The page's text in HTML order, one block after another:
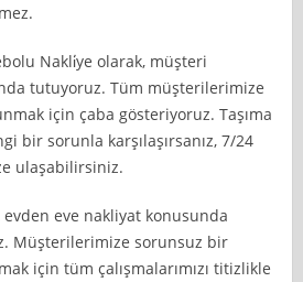
Nakli̇ye olarak, müşteri
tutuyoruz. Tüm müşterilerimize
için çaba gösteriyoruz. Taşıma
bir sorunla karşılaşırsanız, 7/24
ulaşabilirsiniz.
eve nakliyat konusunda
Müşterilerimize sorunsuz bir
için tüm çalışmalarımızı titizlikle